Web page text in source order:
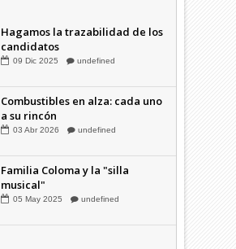
Hagamos la trazabilidad de los
Dic 2025 undefined
Combustibles en alza: cada uno
Abr 2026 undefined
Familia Coloma y la "silla